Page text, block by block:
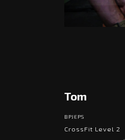
BPJEPS